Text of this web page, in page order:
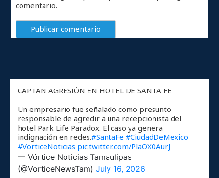
comentario.
CAPTAN AGRESIÓN EN HOTEL DE SANTA FE
Un empresario fue señalado como presunto
responsable de agredir a una recepcionista del
hotel Park Life Paradox. El caso ya genera
indignación en redes.#SantaFe #CiudadDeMexico
#VorticeNoticias pic.twitter.com/PlaOX0AurJ
— Vórtice Noticias Tamaulipas
(@VorticeNewsTam)July 16, 2026